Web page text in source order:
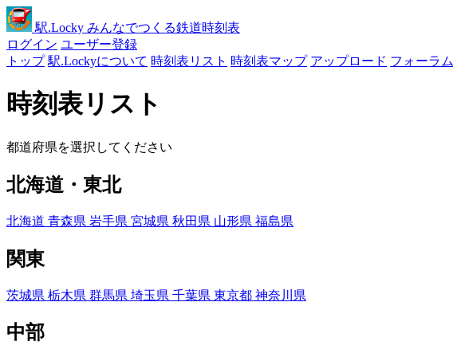
駅.Locky みんなでつくる鉄道時刻表
ログイン ユーザー登録
トップ 駅.Lockyについて 時刻表リスト 時刻表マップ アップロード フォーラム
時刻表リスト
都道府県を選択してください
北海道・東北
北海道 青森県 岩手県 宮城県 秋田県 山形県 福島県
関東
茨城県 栃木県 群馬県 埼玉県 千葉県 東京都 神奈川県
中部